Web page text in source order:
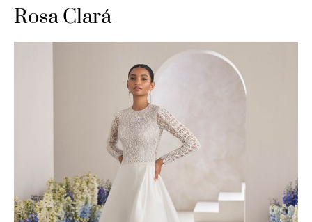
Rosa Clará